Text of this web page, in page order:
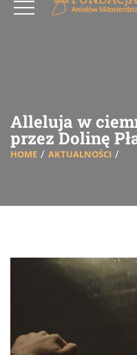
Alleluja w
przez Dolinę
HOME AKTUALNOŚCI